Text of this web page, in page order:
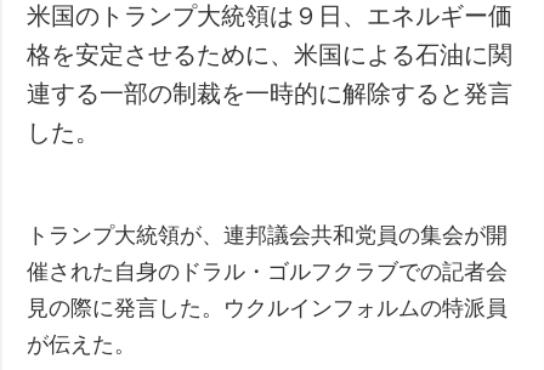
米国のトランプ大統領は９日、エネルギー価
格を安定させるために、米国による石油に関
連する一部の制裁を一時的に解除すると発言
した。
トランプ大統領が、連邦議会共和党員の集会が開
催された自身のドラル・ゴルフクラブでの記者会
見の際に発言した。ウクルインフォルムの特派員
が伝えた。